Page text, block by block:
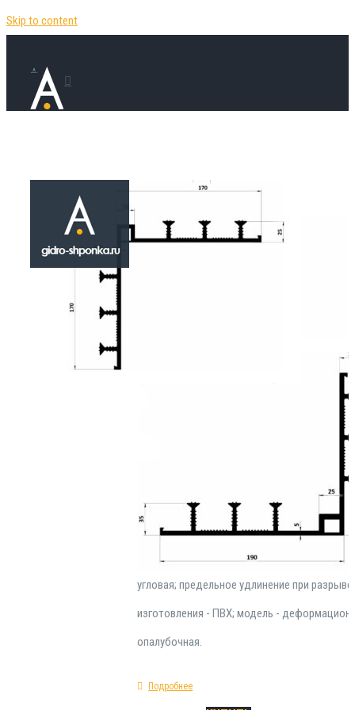
Skip to content
Гидрошпонка
Гидроизоляционная прокладка DO-C(A) 320
разработанных специально для
устройства качественной гидроизоляции
строительных деформационных швов.
ходе работ по установке опалубочных
также конструкций монолитного типа.
параметры шпонки DO-C(A) 320: форма
угловая; предельное удлинение при
изготовления - ПВХ; модель -
опалубочная.
Подробнее